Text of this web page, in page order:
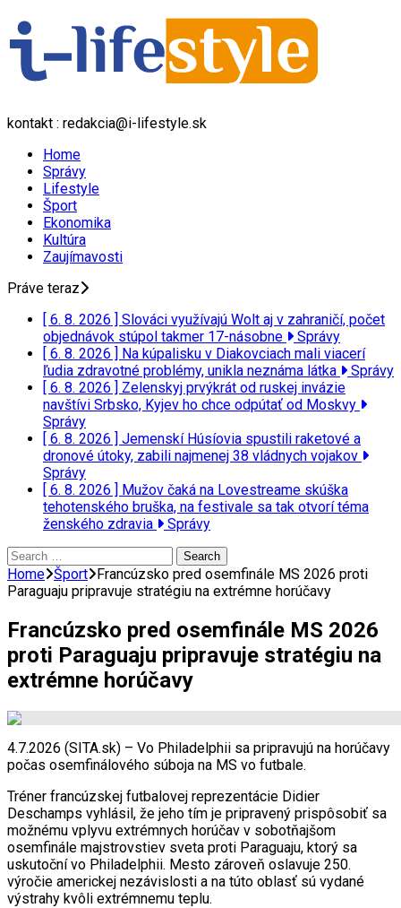
kontakt : redakcia@i-lifestyle.sk
Home
Správy
Lifestyle
Šport
Ekonomika
Kultúra
Zaujímavosti
Práve teraz
[ 6. 8. 2026 ] Slováci využívajú Wolt aj v zahraničí, počet
objednávok stúpol takmer 17-násobne
Správy
[ 6. 8. 2026 ] Na kúpalisku v Diakovciach mali viacerí
ľudia zdravotné problémy, unikla neznáma látka
Správy
[ 6. 8. 2026 ] Zelenskyj prvýkrát od ruskej invázie
navštívi Srbsko, Kyjev ho chce odpútať od Moskvy
Správy
[ 6. 8. 2026 ] Jemenskí Húsíovia spustili raketové a
dronové útoky, zabili najmenej 38 vládnych vojakov
Správy
[ 6. 8. 2026 ] Mužov čaká na Lovestreame skúška
tehotenského bruška, na festivale sa tak otvorí téma
ženského zdravia
Správy
Search
for:
Home Šport Francúzsko pred osemfinále MS 2026 proti
Paraguaju pripravuje stratégiu na extrémne horúčavy
Francúzsko pred osemfinále MS 2026
proti Paraguaju pripravuje stratégiu na
extrémne horúčavy
4.7.2026 (SITA.sk) – Vo Philadelphii sa pripravujú na horúčavy
počas osemfinálového súboja na MS vo futbale.
Tréner francúzskej futbalovej reprezentácie Didier
Deschamps vyhlásil, že jeho tím je pripravený prispôsobiť sa
možnému vplyvu extrémnych horúčav v sobotňajšom
osemfinále majstrovstiev sveta proti Paraguaju, ktorý sa
uskutoční vo Philadelphii. Mesto zároveň oslavuje 250.
výročie americkej nezávislosti a na túto oblasť sú vydané
výstrahy kvôli extrémnemu teplu.